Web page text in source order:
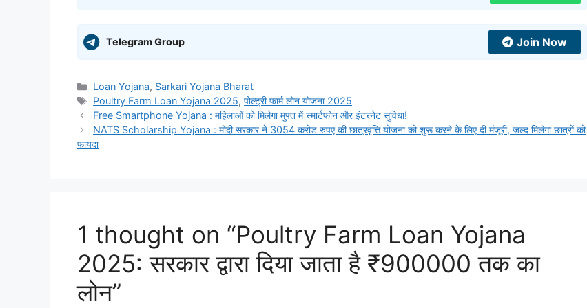
Telegram Group Join Now
Categories
Loan Yojana, Sarkari Yojana Bharat
Tags
Poultry Farm Loan Yojana 2025,पोल्ट्री फार्म लोन योजना 2025
Free Smartphone Yojana : महिलाओं को मिलेगा मुफ्त में स्मार्टफोन और इंटरनेट सुविधा!
NATS Scholarship Yojana : मोदी सरकार ने 3054 करोड रुपए की छात्रवृत्ति योजना को शुरू करने के लिए दी मंजूरी, जल्द मिलेगा छात्रों को
फायदा
1 thought on “Poultry Farm Loan Yojana
2025: सरकार द्वारा दिया जाता है ₹900000 तक का
लोन”